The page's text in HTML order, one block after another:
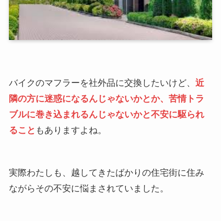
バイクのマフラーを社外品に交換したいけど、 近
隣の方に迷惑になるんじゃないかとか、苦情トラ
ブルに巻き込まれるんじゃないかと不安に駆られ
ること もありますよね。
実際わたしも、越してきたばかりの住宅街に住み
ながらその不安に悩まされていました。